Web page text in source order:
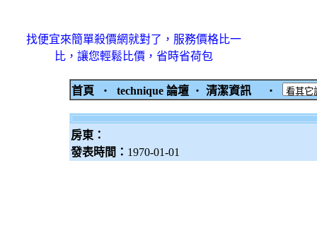
找便宜來簡單殺價網就對了，服務價格比一
比，讓您輕鬆比價，省時省荷包
首頁 ‧ technique 論壇 ‧ 清潔資訊 ‧
房東：
發表時間： 1970-01-01